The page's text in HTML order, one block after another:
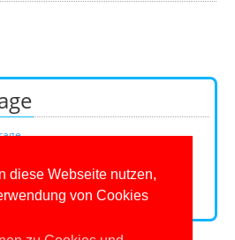
diese Webseite nutzen,
von Cookies
Fr 9-16 Uhr)